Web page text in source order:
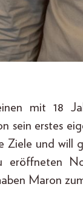
mit 18
sein erstes
Ziele und will
eröffneten
Maron